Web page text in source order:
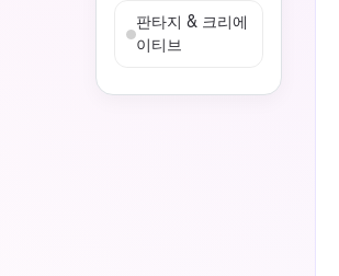
판타지 & 크리에
이티브